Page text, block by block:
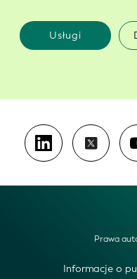
Usługi
Prawa
Informacje o